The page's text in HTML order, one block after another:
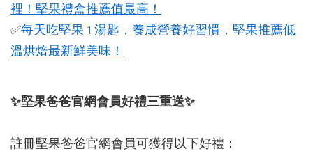
裡！堅果禮盒推薦值最高！
✅每天吃堅果 1 湯匙，養成營養好習慣，堅果推薦低
溫烘焙最新鮮美味！
✨堅果爸爸官網會員好禮三重送✨⁣
註冊堅果爸爸官網會員可獲得以下好禮：⁣